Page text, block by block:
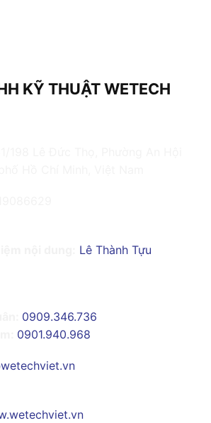
KỸ THUẬT WETECH
Lê Thành Tựu
0909.346.736
0901.940.968